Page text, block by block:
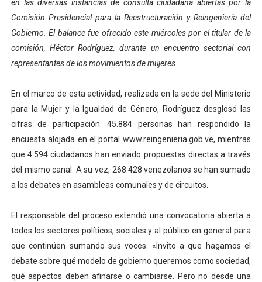
Inicia el Plan Cultura Vacacional 2026 en el estado
Ibime inició tradicional plan vacacional Aventuras en
Merideños disfrutarán del Plan Agosto Escuelas
Recreación y formación fortalecen la integración
Consolidan planificación técnica en el Complejo
en las diversas instancias de consulta ciudadana abiertas por la
Comisión Presidencial para la Reestructuración y Reingeniería del
Gobierno. El balance fue ofrecido este miércoles por el titular de la
comisión, Héctor Rodríguez, durante un encuentro sectorial con
representantes de los movimientos de mujeres.
En el marco de esta actividad, realizada en la sede del Ministerio
para la Mujer y la Igualdad de Género, Rodríguez desglosó las
cifras de participación: 45.884 personas han respondido la
encuesta alojada en el portal www.reingenieria.gob.ve, mientras
que 4.594 ciudadanos han enviado propuestas directas a través
del mismo canal. A su vez, 268.428 venezolanos se han sumado
a los debates en asambleas comunales y de circuitos.
El responsable del proceso extendió una convocatoria abierta a
todos los sectores políticos, sociales y al público en general para
que continúen sumando sus voces. «Invito a que hagamos el
debate sobre qué modelo de gobierno queremos como sociedad,
qué aspectos deben afinarse o cambiarse. Pero no desde una